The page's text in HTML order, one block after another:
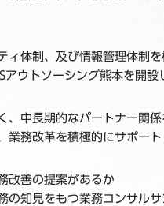
ィ体制、及び情報管理体制
ウトソーシング熊本を開設
、中長期的なパートナー関係
務改革を積極的にサポート
改善の提案があるか
知見をもつ業務コンサル